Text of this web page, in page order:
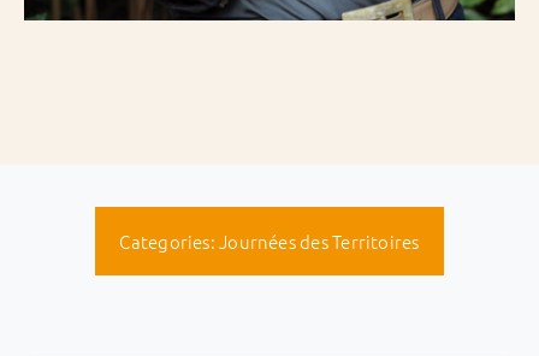
Categories:Journées des Territoires